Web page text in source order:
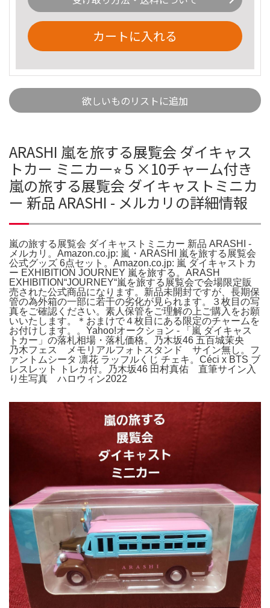
カートに入れる
欲しいものリストに追加
ARASHI 嵐を旅する展覧会 ダイキャス
トカー ミニカー⭐︎５×10チャーム付き
嵐の旅する展覧会 ダイキャストミニカ
ー 新品 ARASHI - メルカリの詳細情報
嵐の旅する展覧会 ダイキャストミニカー 新品 ARASHI -
メルカリ。Amazon.co.jp: 嵐・ARASHI 嵐を旅する展覧会
公式グッズ 6点セット。Amazon.co.jp: 嵐 ダイキャストカ
ー EXHIBITION JOURNEY 嵐を旅する。ARASH
EXHIBITION“JOURNEY“嵐を旅する展覧会で会場限定販
売された公式商品になります。新品未開封ですが、長期保
管の為外箱の一部に若干の劣化が見られます。３枚目の写
真をご確認ください。素人保管をご理解の上ご購入をお願
いいたします。＊おまけで４枚目にある限定のチャームを
お付けします。。Yahoo!オークション - 「嵐 ダイキャス
トカー」の落札相場・落札価格。乃木坂46 五百城茉央
乃木フェス メモリアルフォトスタンド サイン無し。フ
ァントムシータ 凛花 ラッフルくじ チェキ。Céci x BTS ブ
レスレット トレカ付。乃木坂46 田村真佑 直筆サイン入
り生写真 ハロウィン2022